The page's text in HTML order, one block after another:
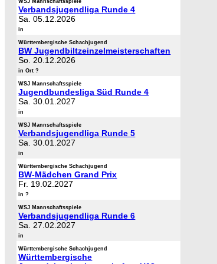
Verbandsjugendliga Runde 4
Sa. 05.12.2026
in
Württembergische Schachjugend
BW Jugendbiltzeinzelmeisterschaften
So. 20.12.2026
in Ort ?
WSJ Mannschaftsspiele
Jugendbundesliga Süd Runde 4
Sa. 30.01.2027
in
WSJ Mannschaftsspiele
Verbandsjugendliga Runde 5
Sa. 30.01.2027
in
Württembergische Schachjugend
BW-Mädchen Grand Prix
Fr. 19.02.2027
in ?
WSJ Mannschaftsspiele
Verbandsjugendliga Runde 6
Sa. 27.02.2027
in
Württembergische Schachjugend
Württembergische